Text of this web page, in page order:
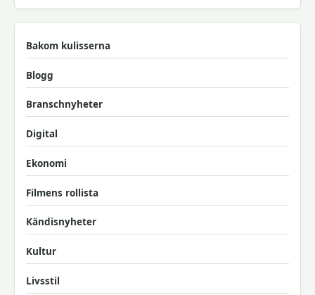
Bakom kulisserna
Blogg
Branschnyheter
Digital
Ekonomi
Filmens rollista
Kändisnyheter
Kultur
Livsstil